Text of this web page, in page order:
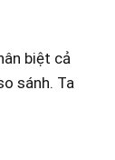
biệt cả
sánh. Ta